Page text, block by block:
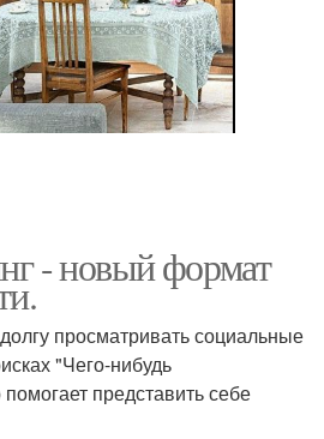
- новый формат
просматривать социальные
"Чего-нибудь
представить себе